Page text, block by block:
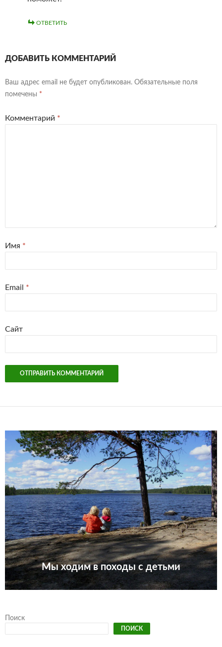
ОТВЕТИТЬ
ДОБАВИТЬ КОММЕНТАРИЙ
Ваш адрес email не будет опубликован. Обязательные поля
помечены *
Комментарий *
Имя *
Email *
Сайт
Мы ходим в походы с детьми
Поиск
ПОИСК